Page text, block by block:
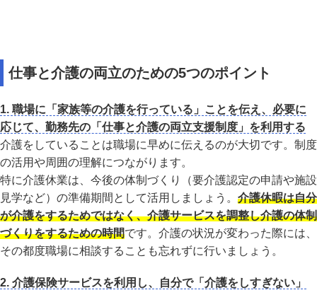
仕事と介護の両立のための5つのポイント
1. 職場に「家族等の介護を行っている」ことを伝え、必要に
応じて、勤務先の「仕事と介護の両立支援制度」を利用する
介護をしていることは職場に早めに伝えるのが大切です。制度
の活用や周囲の理解につながります。
特に介護休業は、今後の体制づくり（要介護認定の申請や施設
見学など）の準備期間として活用しましょう。 介護休暇は自分
が介護をするためではなく、介護サービスを調整し介護の体制
づくりをするための時間です。介護の状況が変わった際には、
その都度職場に相談することも忘れずに行いましょう。
2. 介護保険サービスを利用し、自分で「介護をしすぎない」